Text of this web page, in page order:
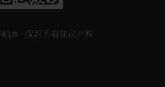
表 - 保留所有知识产权